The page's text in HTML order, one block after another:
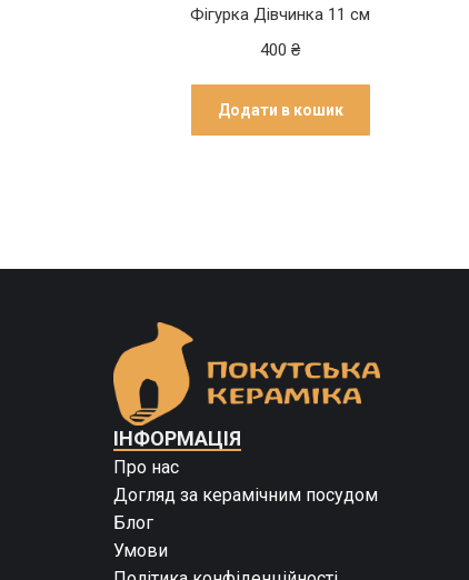
Фігурка Дівчинка 11 см
400 ₴
Додати в кошик
ІНФОРМАЦІЯ
Про нас
Догляд за керамічним посудом
Блог
Умови